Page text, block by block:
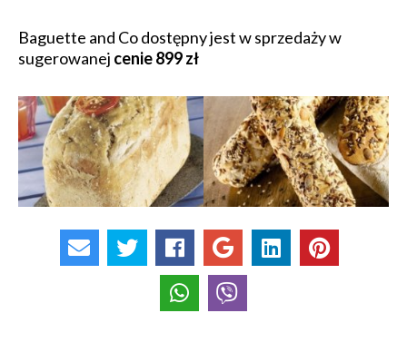
Baguette and Co dostępny jest w sprzedaży w
sugerowanej cenie 899 zł